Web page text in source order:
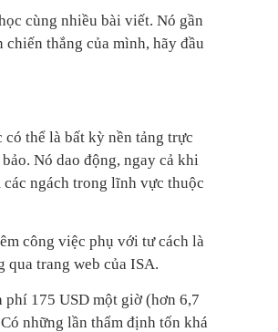
cùng nhiều bài viết. Nó gần
thắng của mình, hãy đầu
có thể là bất kỳ nền tảng trực
Nó dao động, ngay cả khi
ngách trong lĩnh vực thuộc
công việc phụ với tư cách là
trang web của ISA.
175 USD một giờ (hơn 6,7
những lần thẩm định tốn khá